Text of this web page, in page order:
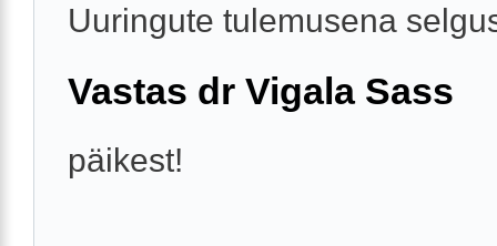
Uuringute tulemusena
Vastas dr Vigala Sass
päikest!